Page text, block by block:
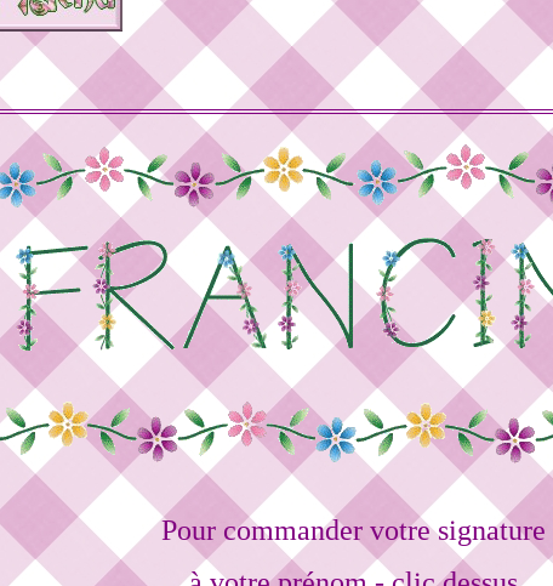
Pour commander votre signature